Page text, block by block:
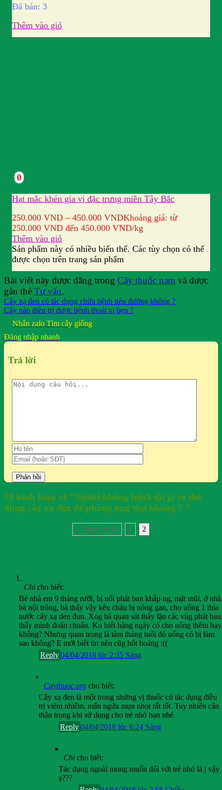
Đã bán: 3
Thêm vào giỏ
0
Hạt mắc khén gia vị đặc trưng miền Tây Bắc
250.000 VND – 450.000 VNDKhoảng giá: từ
250.000 VND đến 450.000 VND/kg
Thêm vào giỏ
Sản phẩm này có nhiều biến thể. Các tùy chọn có thể
được chọn trên trang sản phẩm
Bài viết này được đăng trong Cây thuốc nam và được
gắn thẻ Tư vấn.
Cây xạ đen có tác dụng chữa bệnh tiểu đường không ?
Cây nào điều trị được bệnh thoát vị bẹn ?
Nhắn zalo Tìm cây giống
Đăng nhập nhanh
Trả lời
70 bình luận về “Người không bệnh tật gì có thể
dùng cây xạ đen để phòng ung thư không ? ”
« Trang trước 1 2
Chi cho biết:
Bé nhà em 9 tháng rưỡi, bị nổi phát ban khắp ng, mặt mũi, ở nhà
bà nội trông, bà thấy vậy kêu cháu bị nóng gan, cho uống 1 thìa
nước cây xạ đen đun. Xog bà quan sát thấy lặn các vùg phát
thấy mình đoán chuẩn. Ko biết hàng ngày có cho uống thêm hay
không? Nhưng quan trong là tầm tháng tuổi đó uống có bị làm
sao không? E mới biết tin nên cũg hốt hoảng :((
04/04/2018 lúc 2:35 Sáng
Reply
Caythuoc.org cho biết:
Cây xạ đen là một trong những vị thuốc có tác dụng điều
trị viêm nhiễm, mẩn ngứa mụn nhọt rất tốt. Tuy nhiên cẩn
thận trọng khi sử dụng cho trẻ nhỏ bạn nhé.
04/04/2018 lúc 6:24 Sáng
Reply
Chi cho biết:
Tác dụng ngoài mong muốn đối với trẻ nhỏ là j vậy
ạ???